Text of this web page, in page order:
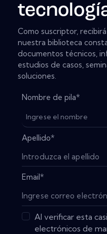
Como suscriptor,
nuestra biblioteca
documentos técnicos,
estudios de casos,
soluciones.
Nombre de pila*
Apellido*
Email*
Al verificar esta
electrónicos de